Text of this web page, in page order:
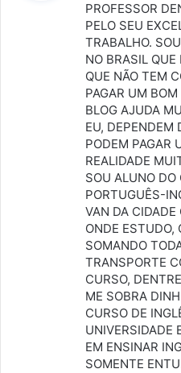
s
e
:
PROFESSOR
PELO SEU
TRABALHO.
NO BRASIL
QUE NÃO TEM
PAGAR UM
BLOG AJUDA
EU, DEPENDEM
PODEM PAGAR
REALIDADE
SOU ALUNO
PORTUGUÊS-
VAN DA CIDADE
ONDE ESTUDO,
SOMANDO
TRANSPORTE
CURSO,
ME SOBRA
CURSO DE
UNIVERSIDADE
EM ENSINAR
SOMENTE